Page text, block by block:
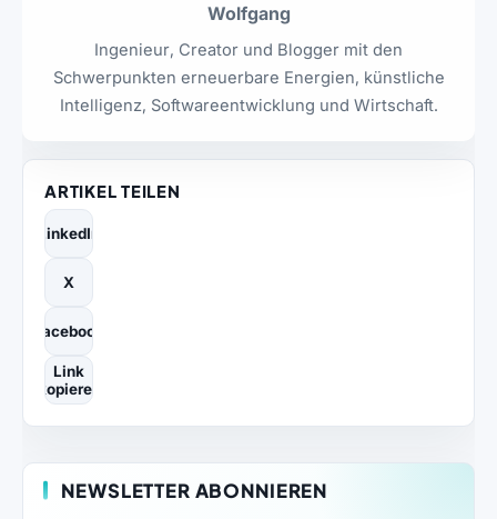
Wolfgang
Ingenieur, Creator und Blogger mit den
Schwerpunkten erneuerbare Energien, künstliche
Intelligenz, Softwareentwicklung und Wirtschaft.
ARTIKEL TEILEN
LinkedIn
X
Facebook
Link
kopieren
NEWSLETTER ABONNIEREN